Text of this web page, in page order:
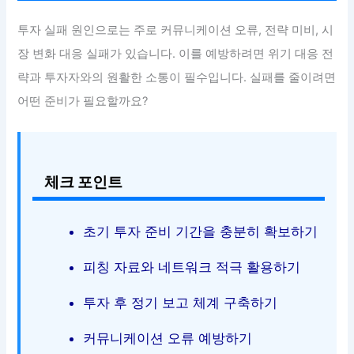
투자 실패 원인으로는 주로 커뮤니케이션 오류, 전략 미비, 시
장 변화 대응 실패가 있습니다. 이를 예방하려면 위기 대응 전
략과 투자자와의 원활한 소통이 필수입니다. 실패를 줄이려면
어떤 준비가 필요할까요?
체크 포인트
초기 투자 준비 기간을 충분히 확보하기
피칭 자료와 네트워크 적극 활용하기
투자 후 정기 보고 체계 구축하기
커뮤니케이션 오류 예방하기